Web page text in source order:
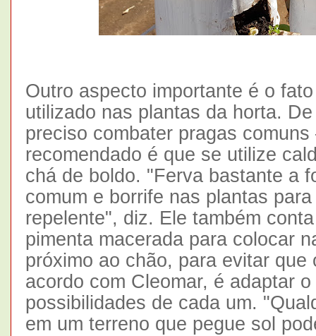
Outro aspecto importante é o
utilizado nas plantas da horta.
preciso combater pragas
recomendado é que se utilize
chá de boldo. "Ferva bastante a
comum e borrife nas plantas
repelente", diz. Ele também
pimenta macerada para colocar
próximo ao chão, para evitar
acordo com Cleomar, é adaptar
possibilidades de cada um.
em um terreno que pegue sol